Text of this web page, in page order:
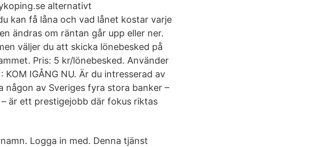
alternativt
kan få låna och vad lånet kostar varje
ändras om räntan går upp eller ner.
väljer du att skicka lönebesked på
Pris: 5 kr/lönebesked. Använder
IGÅNG NU. Är du intresserad av
någon av Sveriges fyra stora banker –
är ett prestigejobb där fokus riktas
Logga in med. Denna tjänst